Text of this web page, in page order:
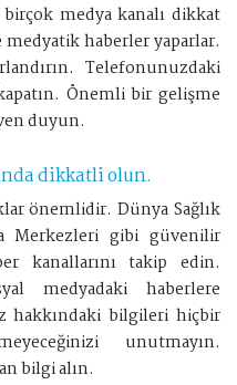
medya kanalı dikkat
haberler yaparlar.
Telefonunuzdaki
Önemli bir gelişme
duyun.
dikkatli olun.
önemlidir. Dünya Sağlık
Merkezleri gibi güvenilir
kanallarını takip edin.
medyadaki haberlere
hakkındaki bilgileri hiçbir
unutmayın.
bilgi alın.